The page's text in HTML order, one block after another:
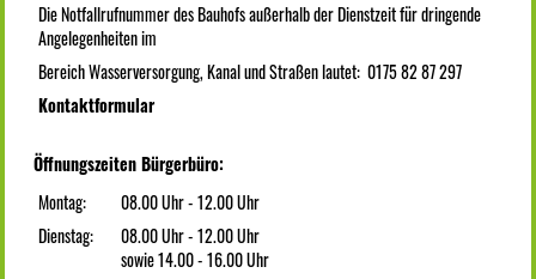
Die Notfallrufnummer des Bauhofs außerhalb der Dienstzeit für dringende
Angelegenheiten im
Bereich Wasserversorgung, Kanal und Straßen lautet: 0175 82 87 297
Kontaktformular
Öffnungszeiten Bürgerbüro:
Montag:
08.00 Uhr - 12.00 Uhr
Dienstag:
08.00 Uhr - 12.00 Uhr
sowie 14.00 - 16.00 Uhr